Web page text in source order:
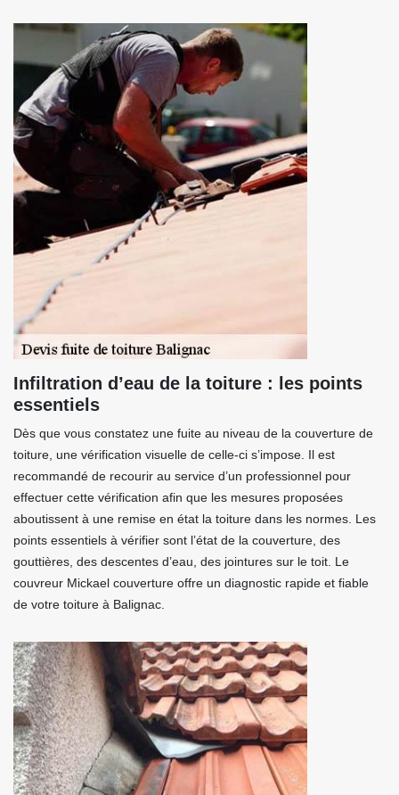
Infiltration d’eau de la toiture : les points
essentiels
Dès que vous constatez une fuite au niveau de la couverture de
toiture, une vérification visuelle de celle-ci s’impose. Il est
recommandé de recourir au service d’un professionnel pour
effectuer cette vérification afin que les mesures proposées
aboutissent à une remise en état la toiture dans les normes. Les
points essentiels à vérifier sont l’état de la couverture, des
gouttières, des descentes d’eau, des jointures sur le toit. Le
couvreur Mickael couverture offre un diagnostic rapide et fiable
de votre toiture à Balignac.